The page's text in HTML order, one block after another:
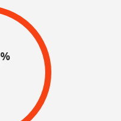
%